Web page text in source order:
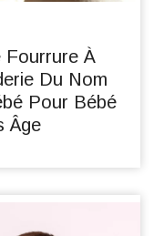
Fourrure À
Du Nom
Pour Bébé
Âge